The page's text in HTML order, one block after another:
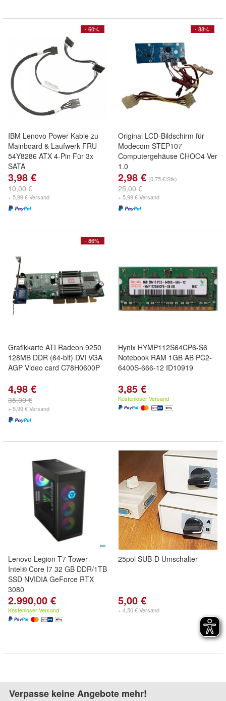
- 60%
IBM Lenovo Power Kable zu
Mainboard & Laufwerk FRU
54Y8286 ATX 4-Pin Für 3x
SATA
3,98 €
10,00 €
+ 5,99 € Versand
- 88%
Original LCD-Bildschirm für
Modecom STEP107
Computergehäuse CHOO4 Ver
1.0
2,98 € (0,75 €/Stk)
25,00 €
+ 5,99 € Versand
- 86%
Grafikkarte ATI Radeon 9250
128MB DDR (64-bit) DVI VGA
AGP Video card C78H0600P
4,98 €
35,00 €
+ 5,99 € Versand
Hynix HYMP112S64CP6-S6
Notebook RAM 1GB AB PC2-
6400S-666-12 ID10919
3,85 €
Kostenloser Versand
Lenovo Legion T7 Tower
Intel® Core I7 32 GB DDR/1TB
SSD NVIDIA GeForce RTX
3080
2.990,00 €
Kostenloser Versand
25pol SUB-D Umschalter
5,00 €
+ 4,50 € Versand
Verpasse keine Angebote mehr!